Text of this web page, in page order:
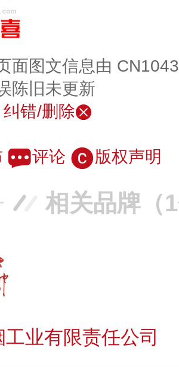
面图文信息由
陈旧未更新
纠错/删除
评论 版权声明
相关品牌（
工业有限责任公司